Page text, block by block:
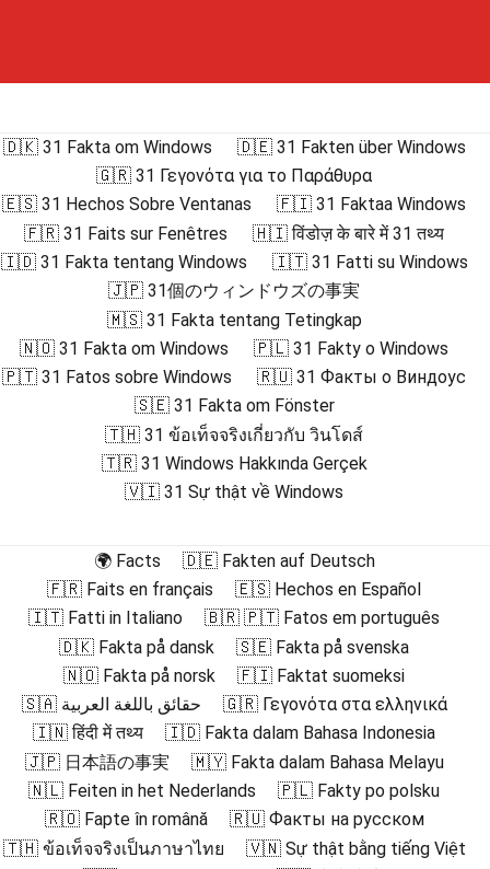
🇩🇰 31 Fakta om Windows
🇩🇪 31 Fakten über Windows
🇬🇷 31 Γεγονότα για το Παράθυρα
🇪🇸 31 Hechos Sobre Ventanas
🇫🇮 31 Faktaa Windows
🇫🇷 31 Faits sur Fenêtres
🇭🇮 विंडोज़ के बारे में 31 तथ्य
🇮🇩 31 Fakta tentang Windows
🇮🇹 31 Fatti su Windows
🇯🇵 31個のウィンドウズの事実
🇲🇸 31 Fakta tentang Tetingkap
🇳🇴 31 Fakta om Windows
🇵🇱 31 Fakty o Windows
🇵🇹 31 Fatos sobre Windows
🇷🇺 31 Факты о Виндоус
🇸🇪 31 Fakta om Fönster
🇹🇭 31 ข้อเท็จจริงเกี่ยวกับ วินโดส์
🇹🇷 31 Windows Hakkında Gerçek
🇻🇮 31 Sự thật về Windows
🌍 Facts
🇩🇪 Fakten auf Deutsch
🇫🇷 Faits en français
🇪🇸 Hechos en Español
🇮🇹 Fatti in Italiano
🇧🇷 🇵🇹 Fatos em português
🇩🇰 Fakta på dansk
🇸🇪 Fakta på svenska
🇳🇴 Fakta på norsk
🇫🇮 Faktat suomeksi
🇸🇦 حقائق باللغة العربية
🇬🇷 Γεγονότα στα ελληνικά
🇮🇳 हिंदी में तथ्य
🇮🇩 Fakta dalam Bahasa Indonesia
🇯🇵 日本語の事実
🇲🇾 Fakta dalam Bahasa Melayu
🇳🇱 Feiten in het Nederlands
🇵🇱 Fakty po polsku
🇷🇴 Fapte în română
🇷🇺 Факты на русском
🇹🇭 ข้อเท็จจริงเป็นภาษาไทย
🇻🇳 Sự thật bằng tiếng Việt